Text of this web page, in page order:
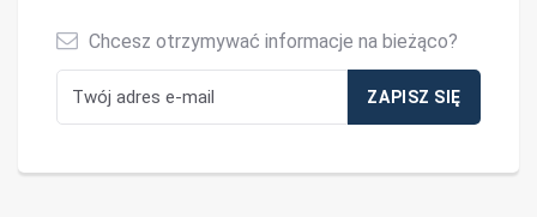
Chcesz otrzymywać informacje na bieżąco?